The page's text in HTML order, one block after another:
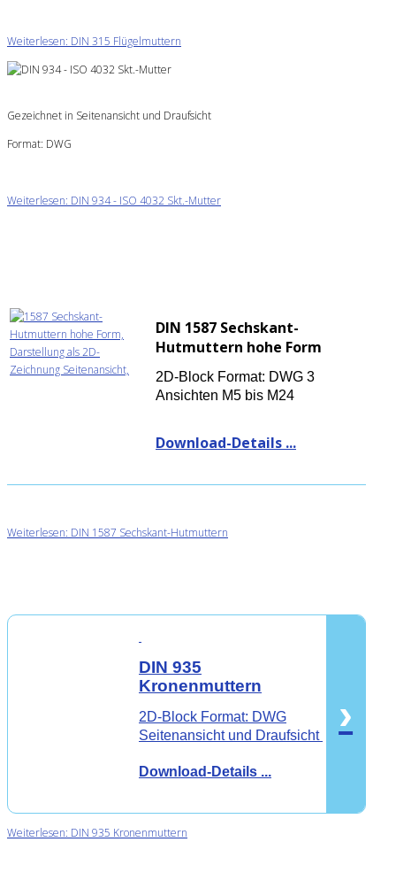
Weiterlesen: DIN 315 Flügelmuttern
Gezeichnet in Seitenansicht und Draufsicht
Format: DWG
Weiterlesen: DIN 934 - ISO 4032 Skt.-Mutter
DIN 1587 Sechskant-
Hutmuttern hohe Form
2D-Block Format: DWG 3
Ansichten M5 bis M24
Download-Details ...
Weiterlesen: DIN 1587 Sechskant-Hutmuttern
DIN 935
Kronenmuttern
2D-Block Format: DWG
Seitenansicht und Draufsicht
Download-Details ...
›
Weiterlesen: DIN 935 Kronenmuttern